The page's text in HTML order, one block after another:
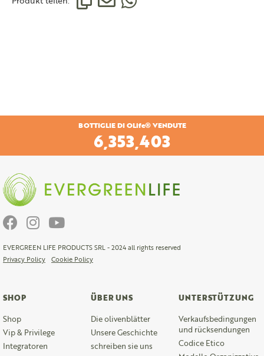
BOTTIGLIE DI OLife® VENDUTE
6,680,898
EVERGREEN LIFE PRODUCTS SRL - 2024 all rights reserved
Privacy Policy
Cookie Policy
SHOP
Shop
Vip & Privilege
Integratoren
ÜBER UNS
Die olivenblätter
Unsere Geschichte
schreiben sie uns
UNTERSTÜTZUNG
Verkaufsbedingungen
und rücksendungen
Codice Etico